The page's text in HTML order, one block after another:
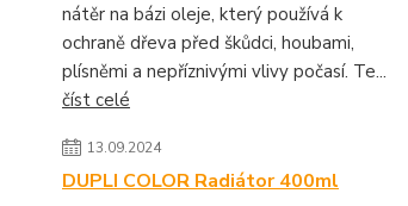
nátěr na bázi oleje, který používá k
ochraně dřeva před škůdci, houbami,
plísněmi a nepříznivými vlivy počasí. Te...
číst celé
13.09.2024
DUPLI COLOR Radiátor 400ml